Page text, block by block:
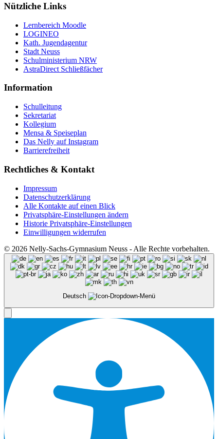
Nützliche Links
Lernbereich Moodle
LOGINEO
Kath. Jugendagentur
Stadt Neuss
Schulministerium NRW
AstraDirect Schließfächer
Information
Schulleitung
Sekretariat
Kollegium
Mensa & Speiseplan
Das Nelly auf Instagram
Barrierefreiheit
Rechtliches & Kontakt
Impressum
Datenschutzerklärung
Alle Kontakte auf einen Blick
Privatsphäre-Einstellungen ändern
Historie Privatsphäre-Einstellungen
Einwilligungen widerrufen
© 2026 Nelly-Sachs-Gymnasium Neuss - Alle Rechte vorbehalten.
Deutsch